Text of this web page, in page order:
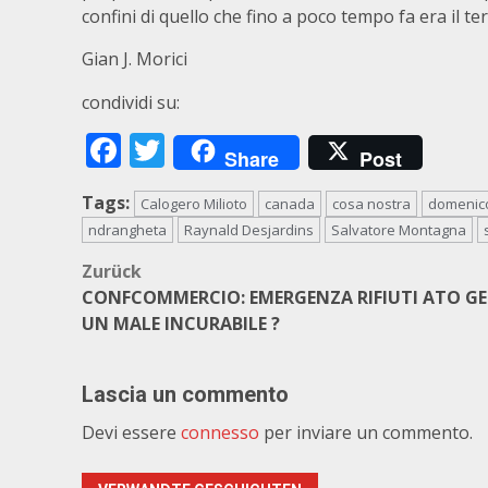
confini di quello che fino a poco tempo fa era il
Gian J. Morici
condividi su:
Facebook
Twitter
Share Post
Tags: Calogero Milioto canada cosa nostra
ndrangheta
Raynald Desjardins Salvatore Montagna
Beitragsnavigation
Zurück
CONFCOMMERCIO: EMERGENZA RIFIUTI ATO
UN MALE INCURABILE ?
Lascia un commento
Devi essere connesso per inviare un commento.